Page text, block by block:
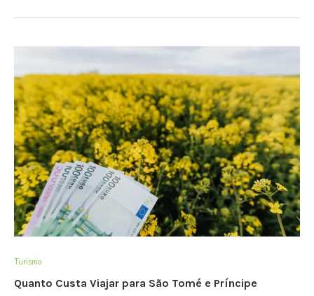
Turismo
Quanto Custa Viajar para São Tomé e Príncipe